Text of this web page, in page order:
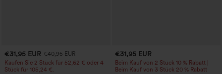
€31,95 EUR €40,95 EUR
Kaufen Sie 2 Stück für 52,62 € oder 4
Stück für 105,24 €.
€31,95 EUR
Beim Kauf von 2 Stück 10 % Rabatt |
Beim Kauf von 3 Stück 20 % Rabatt